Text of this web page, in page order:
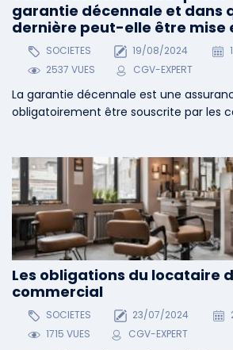
Les obligations du locataire
commercial
SOCIETES 23/07/2024
1715 VUES
CGV-EXPERT
garantie décennale et dans
dernière peut-elle être mise
SOCIETES 19/08/2024
2537 VUES
CGV-EXPERT
La garantie décennale est une
obligatoirement être souscrite par les